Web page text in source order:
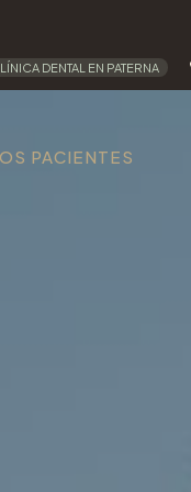
DENTAL EN PATERNA
PACIENTES